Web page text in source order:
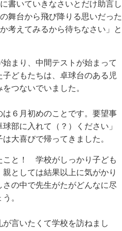
書いていきなさいとだけ助言し
舞台から飛び降りる思いだった
考えてみるから待ちなさい」と
まり、中間テストが始まって
どもたちは、卓球台のある児
つないでいました。
６月初めのことです。要望事
部に入れて（？）ください」
大喜びで帰ってきました。
こと！ 学校がしっかり子ども
としては結果以上に気がかり
の中で先生がたがどんなに尽
。
言いたくて学校を訪ねまし